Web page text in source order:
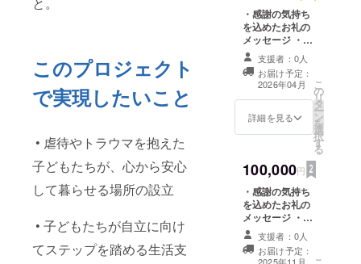
このプロジェクト
で実現したいこと
• 虐待やトラウマを抱えた
子どもたちが、心から安心
して暮らせる場所の設立
• 子どもたちが自立に向け
てステップを踏める生活支
・感謝の気持ち
を込めたお礼の
メッセージ ・事
業進捗状況の報
告（写真や文
章） ・動画(収録
時間：5分間程
度 提供方法：
メールに動画の
①お名前 ②返
礼品送付先の住
所 ③メールア
ドレス を備考
欄へ記載をお願
いいたします。
支援者：0人
お届け予定：
2026年04月
詳細を見る
こ
の
リ
タ
ー
ン
を
選
択
す
る
100,000円
・感謝の気持ち
を込めたお礼の
メッセージ ・事
業進捗状況の報
告（写真や文
章） ・動画(収録
支援者：0人
お届け予定：